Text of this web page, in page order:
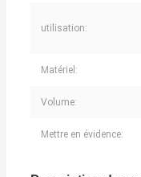
utilisation:
Matériel:
Volume:
Mettre en évidence: